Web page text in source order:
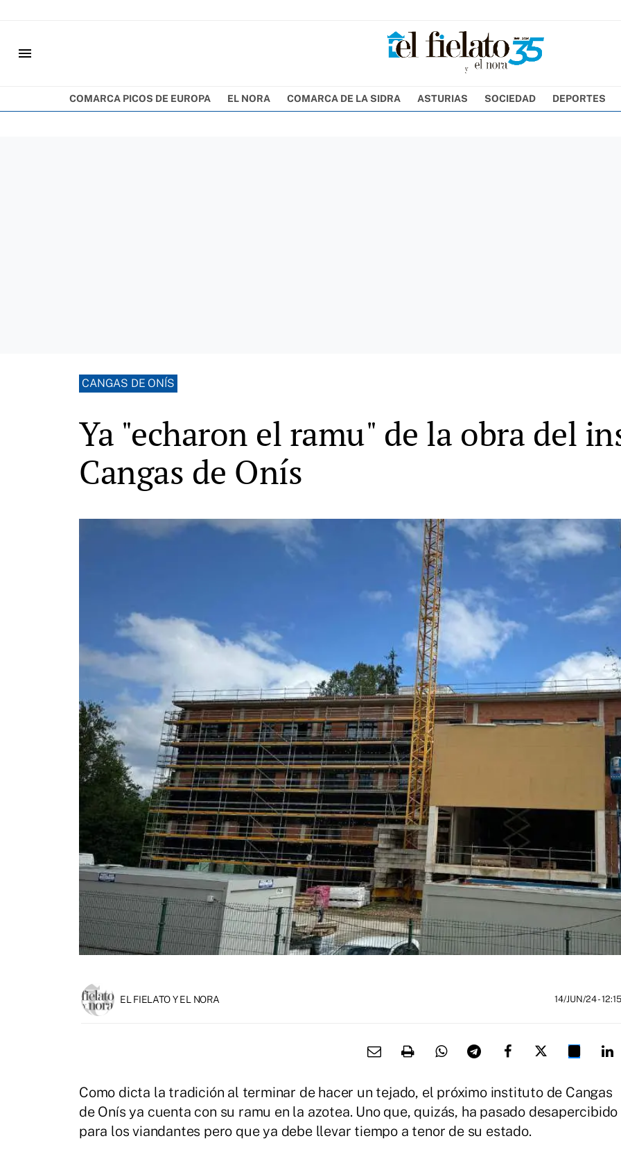
menu
COMARCA PICOS DE EUROPA EL NORA COMARCA DE LA SIDRA ASTURIAS SOCIEDAD DEPORTES
CANGAS DE ONÍS
Ya "echaron el ramu" de la obra del
Cangas de Onís
EL FIELATO Y EL NORA 14/JUN/24- 12:15
Como dicta la tradición al terminar de hacer un tejado, el próximo instituto de Cangas
de Onís ya cuenta con su ramu en la azotea. Uno que, quizás, ha pasado desapercibido
para los viandantes pero que ya debe llevar tiempo a tenor de su estado.